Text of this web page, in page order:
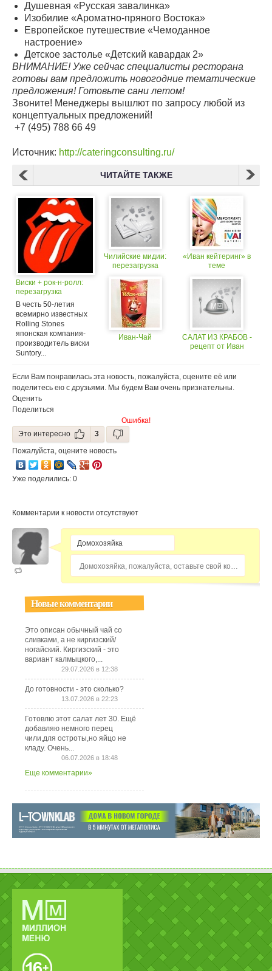
Душевная «Русская завалинка»
Изобилие «Ароматно-пряного Востока»
Европейское путешествие «Чемоданное
настроение»
Детское застолье «Детский кавардак 2»
ВНИМАНИЕ! Уже сейчас специалисты ресторана
готовы вам предложить новогодние тематические
предложения! Готовьте сани летом!
Звоните! Менеджеры вышлют по запросу любой из
концептуальных предложений!
+7 (495) 788 66 49
Источник: http://cateringconsulting.ru/
ЧИТАЙТЕ ТАКЖЕ
Виски + рок-н-ролл:
перезагрузка
В честь 50-летия
всемирно известных
Rolling Stones
японская компания-
производитель виски
Suntory...
Чилийские мидии:
перезагрузка
Иван-Чай
«Иван кейтеринг» в
теме
САЛАТ ИЗ КРАБОВ -
рецепт от Иван
Если Вам понравилась эта новость, пожалуйста, оцените её или
поделитесь ею с друзьями. Мы будем Вам очень признательны.
Оценить
Поделиться
Ошибка!
Это интересно
3
Пожалуйста, оцените новость
Уже поделились: 0
Комментарии к новости отсутствуют
Домохозяйка, пожалуйста, оставьте свой комментарий...
Новые комментарии
Это описан обычный чай со
сливками, а не киргизский/
ногайский. Киргизский - это
вариант калмыцкого,...
29.07.2026 в 12:38
До готовности - это сколько?
13.07.2026 в 22:23
Готовлю этот салат лет 30. Ещё
добавляю немного перец
чили,для остроты,но яйцо не
кладу. Очень...
06.07.2026 в 18:48
Еще комментарии»